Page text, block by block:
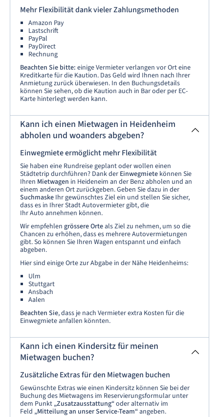
Mehr Flexibilität dank vieler Zahlungsmethoden
Amazon Pay
Lastschrift
PayPal
PayDirect
Rechnung
Beachten Sie bitte: einige Vermieter verlangen vor Ort eine
Kreditkarte für die Kaution. Das Geld wird Ihnen nach Ihrer
Anmietung zurück überwiesen. In den Buchungsdetails
können Sie sehen, ob die Kaution auch in Bar oder per EC-
Karte hinterlegt werden kann.
Kann ich einen Mietwagen in Heidenheim
abholen und woanders abgeben?
Einwegmiete ermöglicht mehr Flexibilität
Sie haben eine Rundreise geplant oder wollen einen
Städtetrip durchführen? Dank der Einwegmiete können Sie
Ihren Mietwagen in Heideneim an der Benz abholen und an
einem anderen Ort zurückgeben. Geben Sie dazu in der
Suchmaske Ihr gewünschtes Ziel ein und stellen Sie sicher,
dass es in Ihrer Stadt Autovermieter gibt, die
Ihr Auto annehmen können.
Wir empfehlen grössere Orteals Ziel zu nehmen, um so die
Chancen zu erhöhen, dass es mehrere Autovermietungen
gibt. So können Sie Ihren Wagen entspannt und einfach
abgeben.
Hier sind einige Orte zur Abgabe in der Nähe Heidenheims:
Ulm
Stuttgart
Ansbach
Aalen
Beachten Sie, dass je nach Vermieter extra Kosten für die
Einwegmiete anfallen könnten.
Kann ich einen Kindersitz für meinen
Mietwagen buchen?
Zusätzliche Extras für den Mietwagen buchen
Gewünschte Extras wie einen Kindersitz können Sie bei der
Buchung des Mietwagens im Reservierungsformular unter
dem Punkt „Zusatzausstattung“oder alternativ im
Feld „Mitteilung an unser Service-Team“angeben.